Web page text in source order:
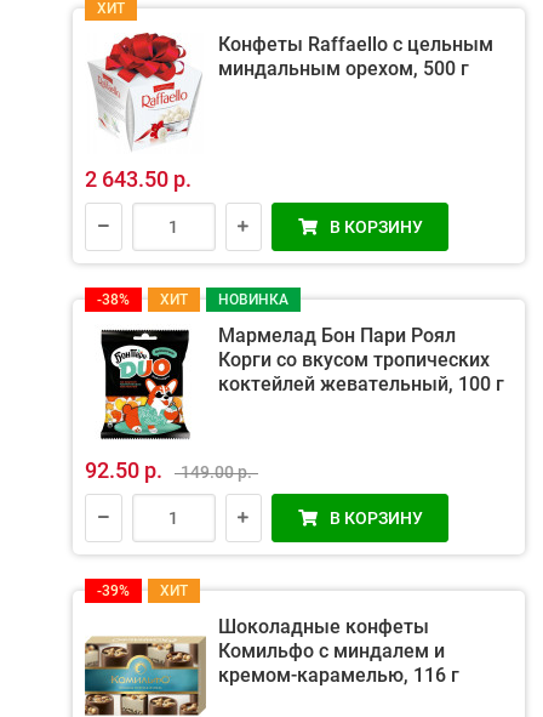
ХИТ
Конфеты Raffaello с цельным
миндальным орехом, 500 г
2 643.50 р.
В КОРЗИНУ
-38% ХИТ НОВИНКА
Мармелад Бон Пари Роял
Корги со вкусом тропических
коктейлей жевательный, 100 г
92.50 р. 149.00 р.
В КОРЗИНУ
-39% ХИТ
Шоколадные конфеты
Комильфо с миндалем и
кремом-карамелью, 116 г